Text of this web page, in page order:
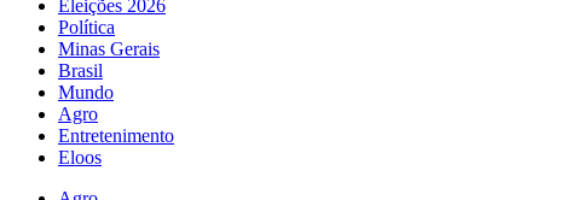
Eleições 2026
Política
Minas Gerais
Brasil
Mundo
Agro
Entretenimento
Eloos